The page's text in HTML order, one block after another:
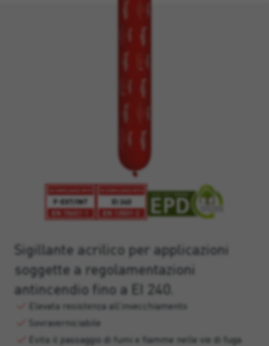
Sigillante acrilico per applicazioni
soggette a regolamentazioni
antincendio fino a EI 240.
Elevata resistenza all’invecchiamento
Sovraverniciabile
Evita il passaggio di fumi e fiamme nelle vie di fuga